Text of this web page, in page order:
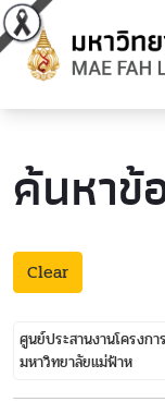
ค้นหาข้
Clear
ศูนย์ประสานงานโครงก
มหาวิทยาลัยแม่ฟ้าห